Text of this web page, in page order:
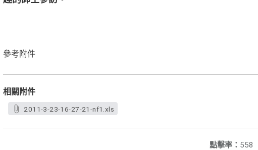
參考附件
相關附件
2011-3-23-16-27-21-nf1.xls
點擊率： 558